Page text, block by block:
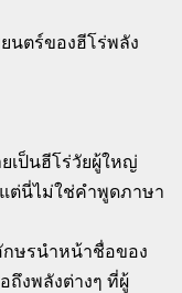
นตร์ของฮีโร่พลัง
เป็นฮีโร่วัยผู้ใหญ่
แต่นี่ไม่ใช่คำพูดภาษา
กษรนำหน้าชื่อของ
ถึงพลังต่างๆ ที่ผู้